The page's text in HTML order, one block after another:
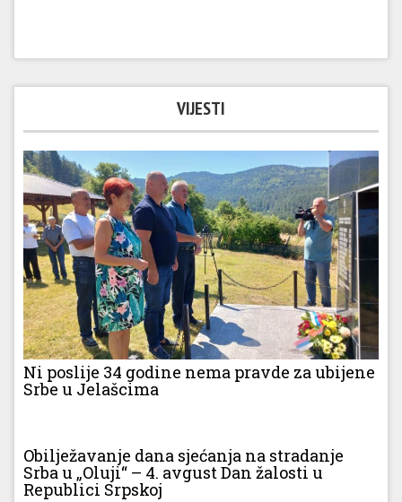
VIJESTI
Ni poslije 34 godine nema pravde za ubijene
Srbe u Jelašcima
Obilježavanje dana sjećanja na stradanje
Srba u „Oluji“ – 4. avgust Dan žalosti u
Republici Srpskoj